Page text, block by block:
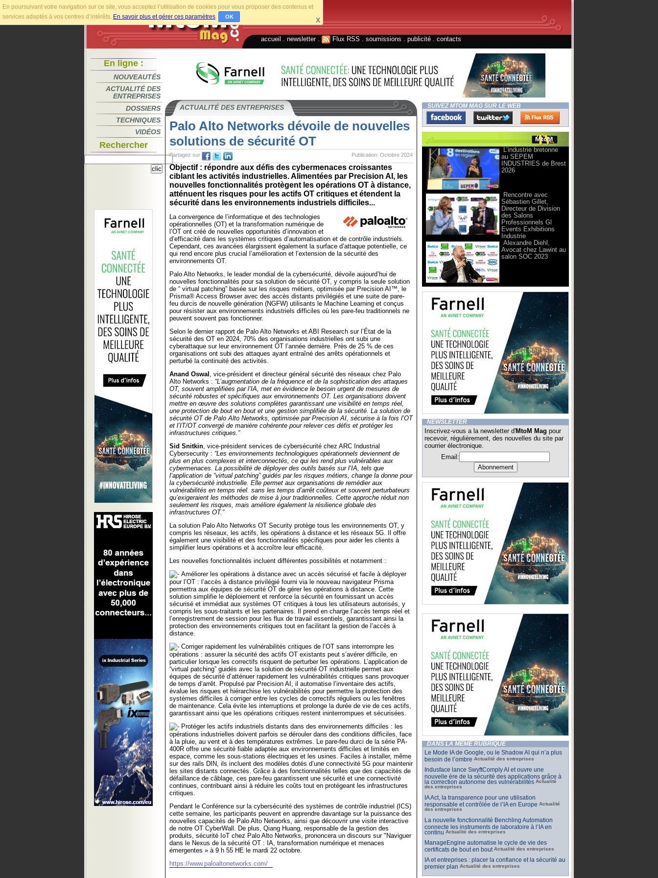
En poursuivant votre navigation sur ce site, vous acceptez l’utilisation de cookies pour vous proposer des contenus et
services adaptés à vos centres d’intérêts. En savoir plus et gérer ces paramètres. OK X
accueil newsletter. Flux RSS soumissions publicité contacts
En ligne :
NOUVEAUTÉS
ACTUALITÉ DES
ENTREPRISES
DOSSIERS
TECHNIQUES
VIDÉOS
Rechercher
ACTUALITÉ DES ENTREPRISES
Palo Alto Networks dévoile de nouvelles
solutions de sécurité OT
Publication: Octobre 2024
Partagez sur
Objectif : répondre aux défis des cybermenaces croissantes
ciblant les activités industrielles. Alimentées par Precision AI, les
nouvelles fonctionnalités protègent les opérations OT à distance,
atténuent les risques pour les actifs OT critiques et étendent la
sécurité dans les environnements industriels difficiles...
La convergence de l’informatique et des technologies
opérationnelles (OT) et la transformation numérique de
l’OT ont créé de nouvelles opportunités d’innovation et
d’efficacité dans les systèmes critiques d’automatisation et de contrôle industriels.
Cependant, ces avancées élargissent également la surface d’attaque potentielle, ce
qui rend encore plus crucial l’amélioration et l’extension de la sécurité des
environnements OT.
Palo Alto Networks, le leader mondial de la cybersécurité, dévoile aujourd’hui de
nouvelles fonctionnalités pour sa solution de sécurité OT, y compris la seule solution
de “ virtual patching” basée sur les risques métiers, optimisée par Precision AI™, le
Prisma® Access Browser avec des accès distants privilégiés et une suite de pare-
feu durcis de nouvelle génération (NGFW) utilisants le Machine Learning et conçus
pour résister aux environnements industriels difficiles où les pare-feu traditionnels ne
peuvent souvent pas fonctionner.
Selon le dernier rapport de Palo Alto Networks et ABI Research sur l’État de la
sécurité des OT en 2024, 70% des organisations industrielles ont subi une
cyberattaque sur leur environnement OT l’année dernière. Près de 25 % de ces
organisations ont subi des attaques ayant entraîné des arrêts opérationnels et
perturbé la continuité des activités.
Anand Oswal , vice-président et directeur général sécurité des réseaux chez Palo
Alto Networks : “L’augmentation de la fréquence et de la sophistication des attaques
OT, souvent amplifiées par l’IA, met en évidence le besoin urgent de mesures de
sécurité robustes et spécifiques aux environnements OT. Les organisations doivent
mettre en œuvre des solutions complètes garantissant une visibilité en temps réel,
une protection de bout en bout et une gestion simplifiée de la sécurité. La solution de
sécurité OT de Palo Alto Networks, optimisée par Precision AI, sécurise à la fois l’OT
et l’IT/OT convergé de manière cohérente pour relever ces défis et protéger les
infrastructures critiques.”
Sid Snitkin, vice-président services de cybersécurité chez ARC Industrial
Cybersecurity : “Les environnements technologiques opérationnels deviennent de
plus en plus complexes et interconnectés, ce qui les rend plus vulnérables aux
cybermenaces. La possibilité de déployer des outils basés sur l’IA, tels que
l’application de “virtual patching” guidés par les risques métiers, change la donne pour
la cybersécurité industrielle. Elle permet aux organisations de remédier aux
vulnérabilités en temps réel. sans les temps d’arrêt coûteux et souvent perturbateurs
qu’exigeraient les méthodes de mise à jour traditionnelles. Cette approche réduit non
seulement les risques, mais améliore également la résilience globale des
infrastructures OT.”
La solution Palo Alto Networks OT Security protège tous les environnements OT, y
compris les réseaux, les actifs, les opérations à distance et les réseaux 5G. Il offre
également une visibilité et des fonctionnalités spécifiques pour aider les clients à
simplifier leurs opérations et à accroître leur efficacité.
Les nouvelles fonctionnalités incluent différentes possibilités et notamment :
Améliorer les opérations à distance avec un accès sécurisé et facile à déployer
pour l’OT : l’accès à distance privilégié fourni via le nouveau navigateur Prisma
permettra aux équipes de sécurité OT de gérer les opérations à distance. Cette
solution simplifie le déploiement et renforce la sécurité en fournissant un accès
sécurisé et immédiat aux systèmes OT critiques à tous les utilisateurs autorisés, y
compris les sous-traitants et les partenaires. Il prend en charge l’accès temps réel et
l’enregistrement de session pour les flux de travail essentiels, garantissant ainsi la
protection des environnements critiques tout en facilitant la gestion de l’accès à
distance.
Corriger rapidement les vulnérabilités critiques de l’OT sans interrompre les
opérations : assurer la sécurité des actifs OT existants peut s’avérer difficile, en
particulier lorsque les correctifs risquent de perturber les opérations. L’application de
“virtual patching” guidés avec la solution de sécurité OT industrielle permet aux
équipes de sécurité d’atténuer rapidement les vulnérabilités critiques sans provoquer
de temps d’arrêt. Propulsé par Precision AI, il automatise l’inventaire des actifs,
évalue les risques et hiérarchise les vulnérabilités pour permettre la protection des
systèmes difficiles à corriger entre les cycles de correctifs réguliers ou les fenêtres
de maintenance. Cela évite les interruptions et prolonge la durée de vie de ces actifs,
garantissant ainsi que les opérations critiques restent ininterrompues et sécurisées.
Protéger les actifs industriels distants dans des environnements difficiles : les
opérations industrielles doivent parfois se dérouler dans des conditions difficiles, face
à la pluie, au vent et à des températures extrêmes. Le pare-feu durci de la série PA-
400R offre une sécurité fiable adaptée aux environnements difficiles et limités en
espace, comme les sous-stations électriques et les usines. Faciles à installer, même
sur des rails DIN, ils incluent des modèles dotés d’une connectivité 5G pour maintenir
les sites distants connectés. Grâce à des fonctionnalités telles que des capacités de
défaillance de câblage, ces pare-feu garantissent une sécurité et une connectivité
continues, contribuant ainsi à réduire les coûts tout en protégeant les infrastructures
critiques.
Pendant le Conférence sur la cybersécurité des systèmes de contrôle industriel (ICS)
cette semaine, les participants peuvent en apprendre davantage sur la puissance des
nouvelles capacités de Palo Alto Networks, ainsi que découvrir une visite interactive
de notre OT CyberWall. De plus, Qiang Huang, responsable de la gestion des
produits, sécurité IoT chez Palo Alto Networks, prononcera un discours sur "Naviguer
dans le Nexus de la sécurité OT : IA, transformation numérique et menaces
émergentes » à 9 h 55 HE le mardi 22 octobre.
https://www.paloaltonetworks.com/
SUIVEZ MTOM MAG SUR LE WEB
L’industrie bretonne
au SEPEM
INDUSTRIES de Brest
2026
Rencontre avec
Sébastien Gillet,
Directeur de Division
des Salons
Professionnels Gl
Events Exhibitions
Industrie
Alexandre Diehl,
Avocat chez Lawint au
salon SOC 2023
NEWSLETTER
Inscrivez-vous a la newsletter d'MtoM Mag pour
recevoir, régulièrement, des nouvelles du site par
courrier électronique.
Email:
DANS LA MÊME RUBRIQUE
Le Mode IA de Google, ou le Shadow AI qui n’a plus
besoin de l’ombre Actualité des entreprises
Indusface lance SwyftComply AI et ouvre une
nouvelle ère de la sécurité des applications grâce à
la correction autonome des vulnérabilités Actualité
des entreprises
IA Act, la transparence pour une utilisation
responsable et contrôlée de l’IA en Europe Actualité
des entreprises
La nouvelle fonctionnalité Benchling Automation
connecte les instruments de laboratoire à l’IA en
continu Actualité des entreprises
ManageEngine automatise le cycle de vie des
certificats de bout en bout Actualité des entreprises
IA et entreprises : placer la confiance et la sécurité au
premier plan Actualité des entreprises